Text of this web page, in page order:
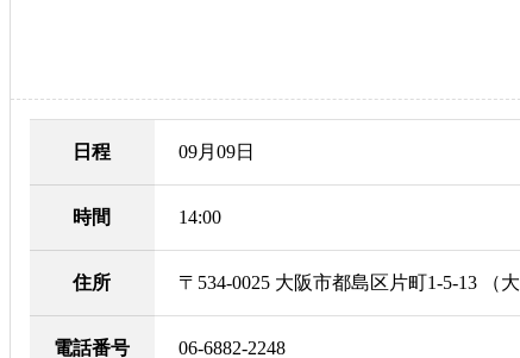
日程 09月09日
時間 14:00
住所 〒534-0025 大阪市都島区片町1-5-13 （
電話番号 06-6882-2248